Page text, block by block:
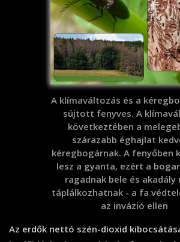
A klímaváltozás és a
sújtott fenyves. A
következtében a
szárazabb éghajlat
kéregbogárnak. A fenyőben
lesz a gyanta, ezért a
ragadnak bele és akadály
táplálkozhatnak - a fa
az invázió ellen
Az erdők nettó szén-dioxid